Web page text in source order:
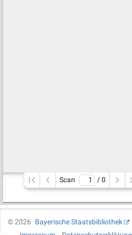
Scan / 0
©2026
Bayerische Staatsbibliothek